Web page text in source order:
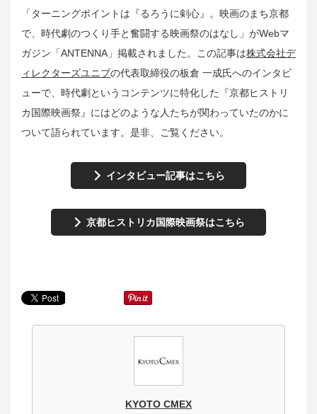
「ターニングポイントは『るろうに剣心』。映画のまち京都
で、時代劇のつくり手と奮闘する映画祭のはなし」がWebマ
ガジン「ANTENNA」 掲載されました。 この記事は株式会社デ
ィレクターズユニブの代表取締役の板倉 一成氏へのインタビ
ューで、時代劇というコンテンツに特化した『京都ヒストリ
カ国際映画祭』にはどのような人たちが関わっていたのかに
ついて語られています。是非、ご覧ください。
インタビュー記事はこちら
京都ヒストリカ国際映画祭はこちら
KYOTO CMEX